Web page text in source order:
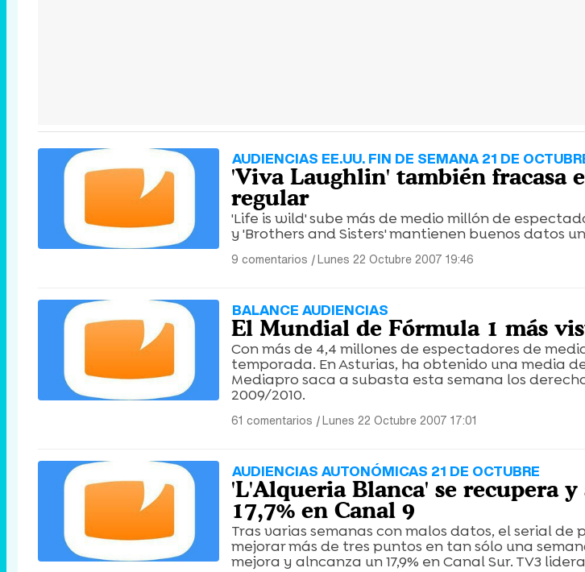
AUDIENCIAS EE.UU. FIN DE SEMANA 21 DE
'Viva Laughlin' también fracasa
regular
'Life is wild' sube más de medio millón de
y 'Brothers and Sisters' mantienen buenos datos
9 comentarios |Lunes 22 Octubre 2007 19:46
BALANCE AUDIENCIAS
El Mundial de Fórmula 1 más
Con más de 4,4 millones de espectadores de
temporada. En Asturias, ha obtenido una media
Mediapro saca a subasta esta semana los
2009/2010.
61 comentarios |Lunes 22 Octubre 2007 17:01
AUDIENCIAS AUTONÓMICAS 21 DE OCTUBRE
'L'Alqueria Blanca' se recupera
17,7% en Canal 9
Tras varias semanas con malos datos, el serial
mejorar más de tres puntos en tan sólo una
mejora y alncanza un 17,9% en Canal Sur. TV3